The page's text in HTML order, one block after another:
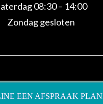
08:30 – 14:00
Zondag gesloten
EEN AFSPRAAK